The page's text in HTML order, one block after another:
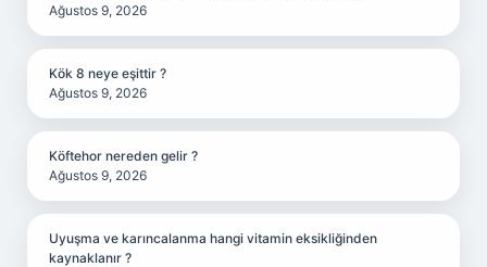
Ağustos 9, 2026
Kök 8 neye eşittir ?
Ağustos 9, 2026
Köftehor nereden gelir ?
Ağustos 9, 2026
Uyuşma ve karıncalanma hangi vitamin eksikliğinden
kaynaklanır ?